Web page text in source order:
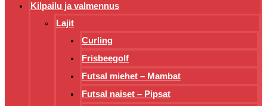
Kilpailu ja valmennus
Lajit
Curling
Frisbeegolf
Futsal miehet – Mambat
Futsal naiset – Pipsat